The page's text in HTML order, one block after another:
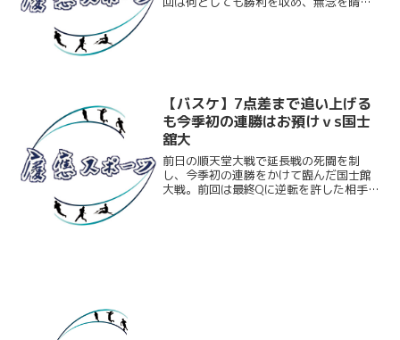
【バスケ】7点差まで追い上げる
も今季初の連勝はお預けｖs国士
舘大
前日の順天堂大戦で延長戦の死闘を制
し、今季初の連勝をかけて臨んだ国士館
大戦。前回は最終Qに逆転を許した相手と